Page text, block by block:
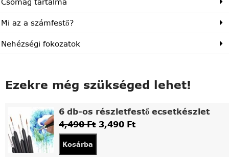
Mi az a számfestő?
Nehézségi fokozatok
Ezekre még szükséged lehet!
6 db-os részletfestő ecsetkészlet
4,490Ft 3,490 Ft
Kosárba